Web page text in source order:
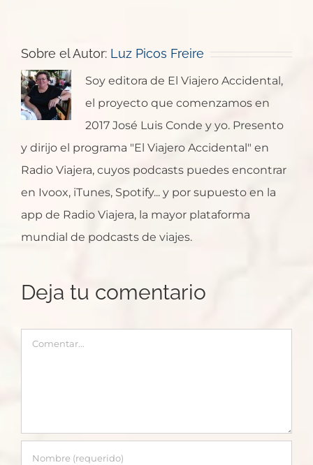
Sobre el Autor: Luz Picos Freire
Soy editora de El Viajero Accidental,
el proyecto que comenzamos en
2017 José Luis Conde y yo. Presento
y dirijo el programa "El Viajero Accidental" en
Radio Viajera, cuyos podcasts puedes encontrar
en Ivoox, iTunes, Spotify... y por supuesto en la
app de Radio Viajera, la mayor plataforma
mundial de podcasts de viajes.
Deja tu comentario
Comentar